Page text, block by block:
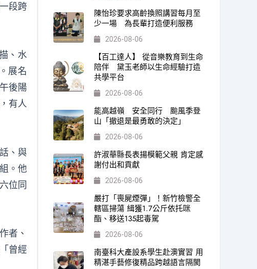
段跨
、水
展名
後陽
有人
、與
。他
位同
者、
曾經
陳怡珍要求高齡換照講習每月至
少一場 為長輩打造便利服務
2026-08-06
【百工達人】 從音樂教育到生命
陪伴 黛玉老師以生命經驗打造
共學平台
2026-08-06
能高越嶺 安全同行 颱風季登
山「撤退是最勇敢的決定」
2026-08-06
許淑華縣長表揚模範父親 肯定感
謝付出和貢獻
2026-08-06
嚴打「喪屍煙彈」！新竹檢警全
轄區掃蕩 緝獲1.7公斤依托咪
酯、移送135起毒駕
2026-08-06
南臺科大產設系學生赴澳實習 用
精湛手藝修復精品跨越語言隔閡